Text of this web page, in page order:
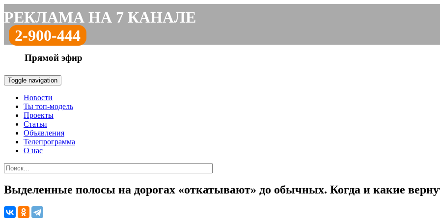
РЕКЛАМА НА 7 КАНАЛЕ
2-900-444
Прямой эфир
Toggle navigation
Новости
Ты топ-модель
Проекты
Статьи
Объявления
Телепрограмма
О нас
Выделенные полосы на дорогах «откатывают» до обычных. Когда и какие